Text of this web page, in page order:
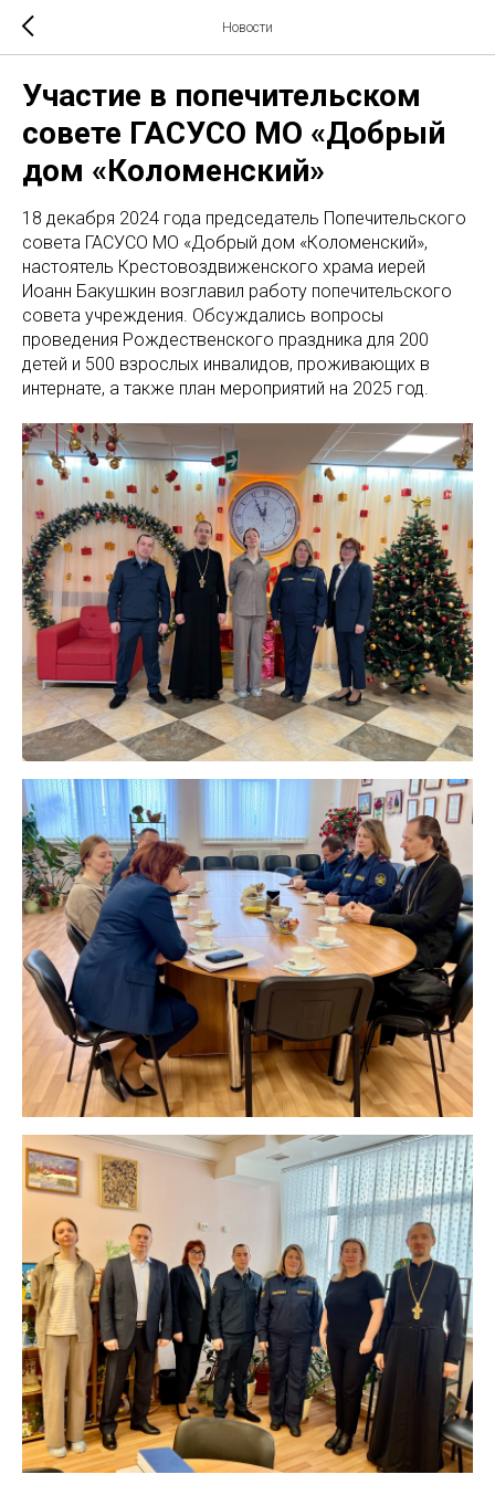
Новости
Участие в попечительском
совете ГАСУСО МО «Добрый
дом «Коломенский»
18 декабря 2024 года председатель Попечительского
совета ГАСУСО МО «Добрый дом «Коломенский»,
настоятель Крестовоздвиженского храма иерей
Иоанн Бакушкин возглавил работу попечительского
совета учреждения. Обсуждались вопросы
проведения Рождественского праздника для 200
детей и 500 взрослых инвалидов, проживающих в
интернате, а также план мероприятий на 2025 год.